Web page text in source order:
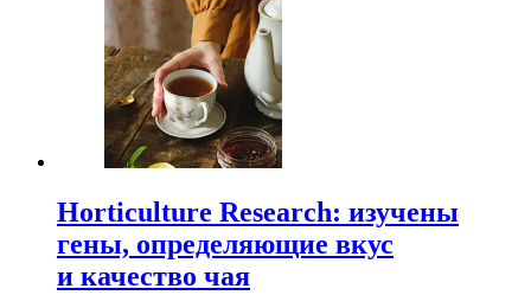
Horticulture Research: изучены
гены, определяющие вкус
и качество чая